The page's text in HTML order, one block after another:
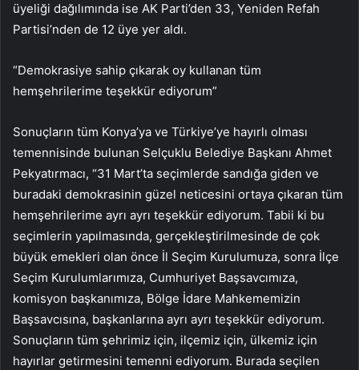
üyeliği dağılımında ise AK Parti’den 33, Yeniden Refah
Partisi’nden de 12 üye yer aldı.
“Demokrasiye sahip çıkarak oy kullanan tüm
hemşehrilerime teşekkür ediyorum”
Sonuçların tüm Konya’ya ve Türkiye’ye hayırlı olması
temennisinde bulunan Selçuklu Belediye Başkanı Ahmet
Pekyatırmacı, “31 Mart’ta seçimlerde sandığa giden ve
buradaki demokrasinin güzel neticesini ortaya çıkaran tüm
hemşehrilerime ayrı ayrı teşekkür ediyorum. Tabii ki bu
seçimlerin yapılmasında, gerçekleştirilmesinde de çok
büyük emekleri olan önce İl Seçim Kurulumuza, sonra İlçe
Seçim Kurulumlarımıza, Cumhuriyet Başsavcımıza,
komisyon başkanımıza, Bölge İdare Mahkememizin
Başsavcısına, başkanlarına ayrı ayrı teşekkür ediyorum.
Sonuçların tüm şehrimiz için, ilçemiz için, ülkemiz için
hayırlar getirmesini temenni ediyorum. Burada seçilen